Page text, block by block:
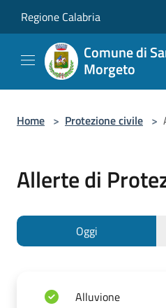
Regione Calabria
Comune di
Morgeto
Home > Protezione civile >
Allerte di
Oggi
Alluvione